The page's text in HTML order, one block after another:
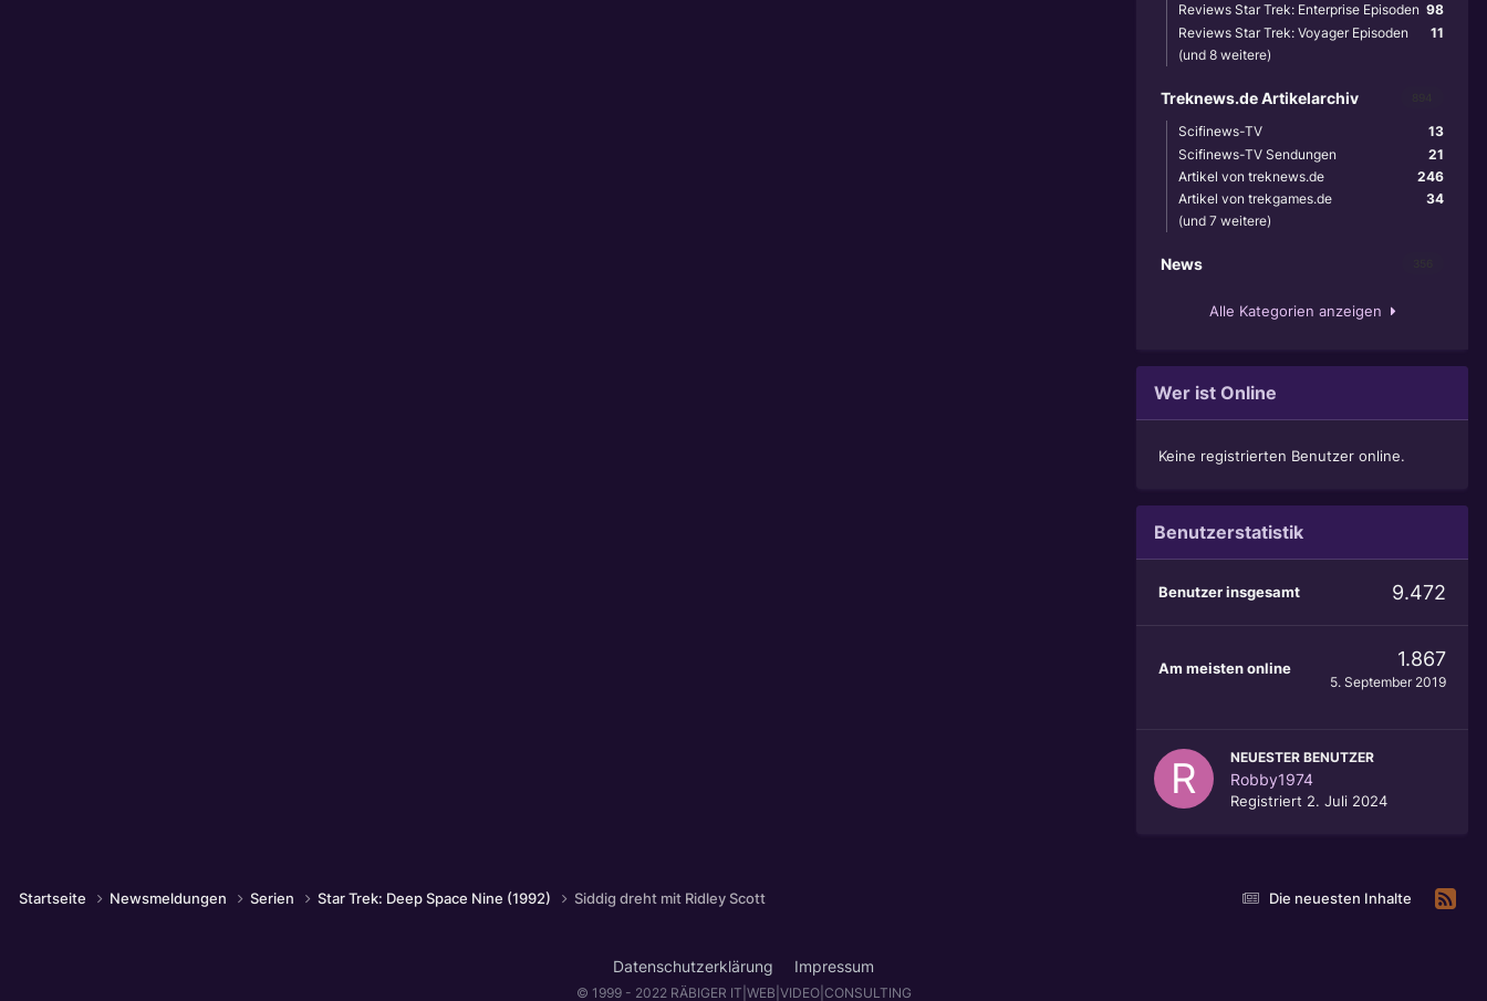
98
Reviews Star Trek: Enterprise Episoden
11
Reviews Star Trek: Voyager Episoden
(und 8 weitere)
Treknews.de Artikelarchiv
13
Scifinews-TV
21
Scifinews-TV Sendungen
246
Artikel von treknews.de
34
Artikel von trekgames.de
(und 7 weitere)
News
Alle Kategorien anzeigen
Wer ist Online
Keine registrierten Benutzer online.
Benutzerstatistik
Benutzer insgesamt 9.472
Am meisten online 1.867
5. September 2019
NEUESTER BENUTZER
Robby1974
Registriert 2. Juli 2024
Die neuesten Inhalte
Startseite Newsmeldungen Serien Star Trek: Deep Space Nine (1992) Siddig dreht mit Ridley Scott
Datenschutzerklärung Impressum
© 1999 - 2022 RÄBIGER IT|WEB|VIDEO|CONSULTING